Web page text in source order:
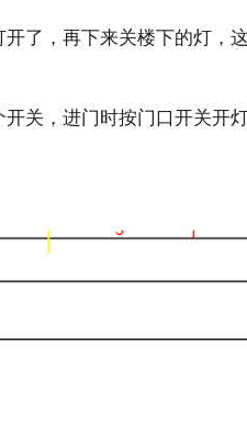
了，再下来关楼下的灯，
关，进门时按门口开关开